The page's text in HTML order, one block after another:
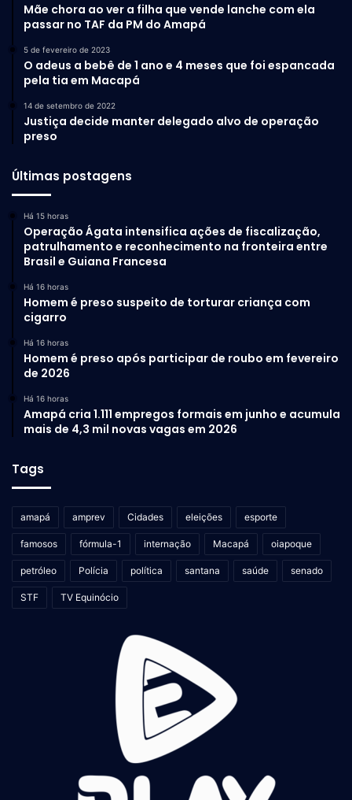
Mãe chora ao ver a filha que vende lanche com ela
passar no TAF da PM do Amapá
5 de fevereiro de 2023
O adeus a bebê de 1 ano e 4 meses que foi espancada
pela tia em Macapá
14 de setembro de 2022
Justiça decide manter delegado alvo de operação
preso
Últimas postagens
Há 15 horas
Operação Ágata intensifica ações de fiscalização,
patrulhamento e reconhecimento na fronteira entre
Brasil e Guiana Francesa
Há 16 horas
Homem é preso suspeito de torturar criança com
cigarro
Há 16 horas
Homem é preso após participar de roubo em fevereiro
de 2026
Há 16 horas
Amapá cria 1.111 empregos formais em junho e acumula
mais de 4,3 mil novas vagas em 2026
Tags
amapá amprev Cidades eleições esporte
famosos fórmula-1 internação Macapá oiapoque
petróleo Polícia política santana saúde senado
STF TV Equinócio